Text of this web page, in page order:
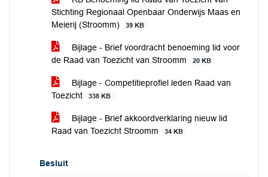
Stichting Regionaal Openbaar Onderwijs Maas en
Meierij (Stroomm)
39 KB
Bijlage - Brief voordracht benoeming lid voor
de Raad van Toezicht van Stroomm
20 KB
Bijlage - Competitieprofiel leden Raad van
Toezicht
338 KB
Bijlage - Brief akkoordverklaring nieuw lid
Raad van Toezicht Stroomm
34 KB
Besluit